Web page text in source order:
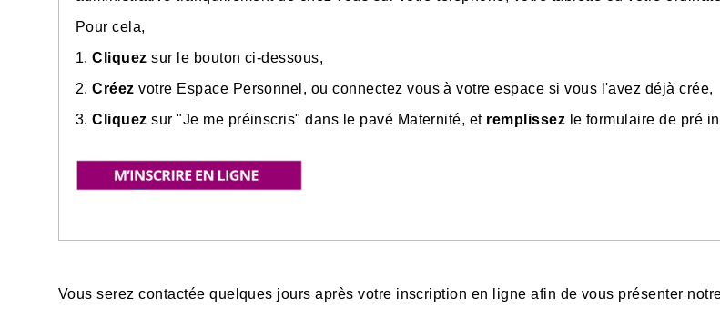
Pour cela,
1.Cliquezsur le bouton ci-dessous,
2.Créez votre Espace Personnel, ou connectez vous à votre espace si vous l'avez déjà crée,
3.Cliquezsur "Je me préinscris" dans le pavé Maternité, etremplissez le formulaire de pré
Vous serez contactée quelques jours après votre inscription en ligne afin de vous présenter